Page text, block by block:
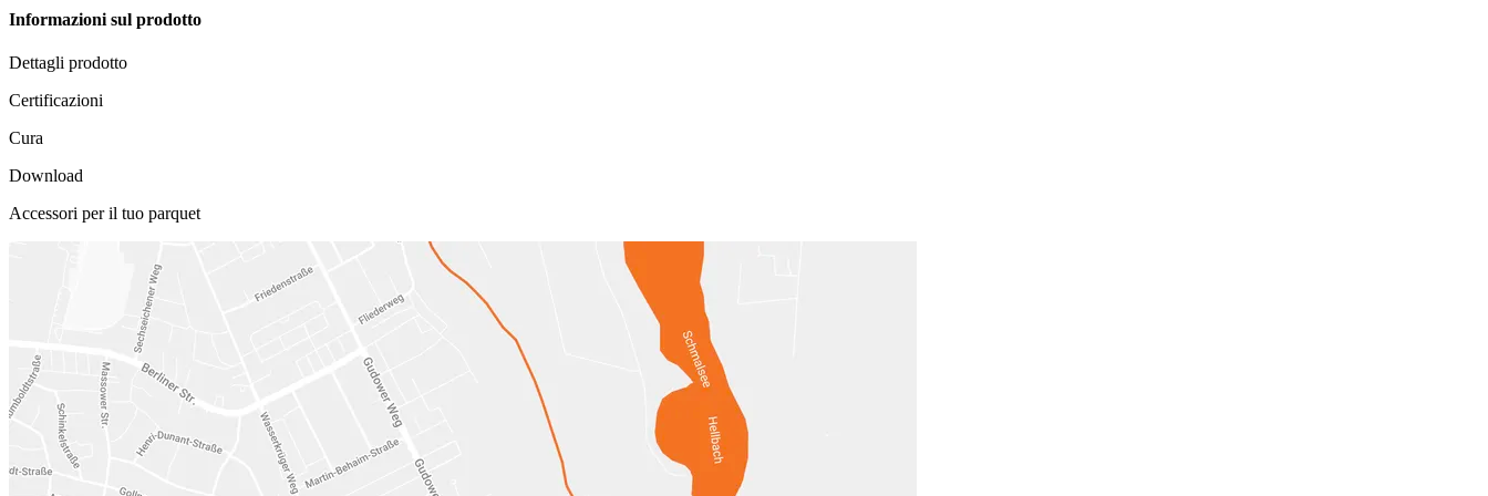
Informazioni sul prodotto
Dettagli prodotto
Certificazioni
Cura
Download
Accessori per il tuo parquet